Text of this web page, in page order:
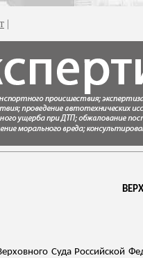
|
Суда Российской